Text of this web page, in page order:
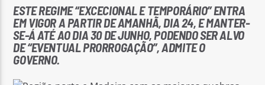
ESTE REGIME “EXCECIONAL E TEMPORÁRIO” ENTRA
EM VIGOR A PARTIR DE AMANHÃ, DIA 24, E MANTER-
SE-Á ATÉ AO DIA 30 DE JUNHO, PODENDO SER ALVO
DE “EVENTUAL PRORROGAÇÃO”, ADMITE O
GOVERNO.